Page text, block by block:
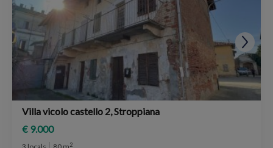
Villa vicolo castello 2, Stroppiana
€ 9.000
2